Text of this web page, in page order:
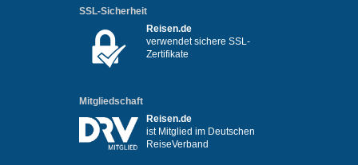
SSL-Sicherheit
Reisen.de
verwendet sichere SSL-
Zertifikate
Mitgliedschaft
Reisen.de
ist Mitglied im Deutschen
ReiseVerband